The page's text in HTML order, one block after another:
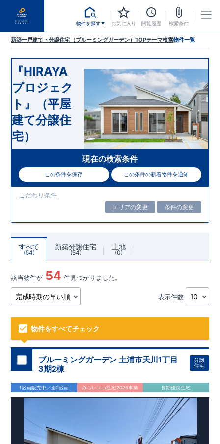
物件を探す お気に入り 閲覧履歴 検索条件
新築一戸建て・分譲住宅（ブルーミングガーデン）TOPテーマ検索物件一覧
『HIRAYA
プロジェク
ト』（平屋
建て分譲住
宅）
現在の検索条件
この条件を保存 この条件の新着物件を通知
こだわり条件
エリアの変更 条件の変更
すべて
54
新築分譲住宅
54
土地
0
該当物件が 54 件見つかりました。
表示件数
物件をすべてチェック
ブルーミングガーデン 土浦市天川1丁目
3期2棟
分譲
住宅
1区画販売中／全2区画 みらいエコ住宅2026事業 長期優良住宅